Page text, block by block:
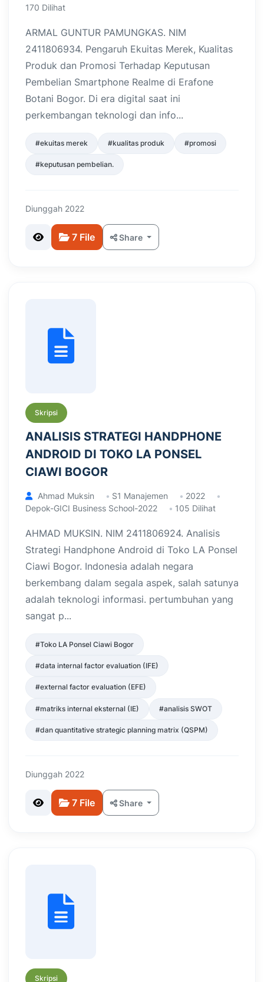
170 Dilihat
ARMAL GUNTUR PAMUNGKAS. NIM
2411806934. Pengaruh Ekuitas Merek, Kualitas
Produk dan Promosi Terhadap Keputusan
Pembelian Smartphone Realme di Erafone
Botani Bogor. Di era digital saat ini
perkembangan teknologi dan info...
#ekuitas merek #kualitas produk #promosi
#keputusan pembelian.
Diunggah 2022
7 File Share
Skripsi
ANALISIS STRATEGI HANDPHONE
ANDROID DI TOKO LA PONSEL
CIAWI BOGOR
Ahmad Muksin S1 Manajemen
2022
Depok-GICI Business School-2022
105 Dilihat
AHMAD MUKSIN. NIM 2411806924. Analisis
Strategi Handphone Android di Toko LA Ponsel
Ciawi Bogor. Indonesia adalah negara
berkembang dalam segala aspek, salah satunya
adalah teknologi informasi. pertumbuhan yang
sangat p...
#Toko LA Ponsel Ciawi Bogor
#data internal factor evaluation (IFE)
#external factor evaluation (EFE)
#matriks internal eksternal (IE) #analisis SWOT
#dan quantitative strategic planning matrix (QSPM)
Diunggah 2022
7 File Share
Skripsi